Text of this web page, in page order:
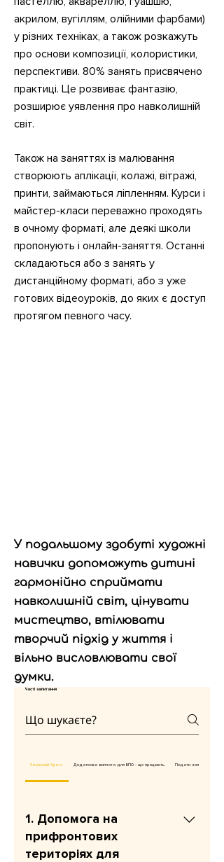
акрилом, вугіллям, олійними фарбами)
у різних техніках, а також розкажуть
про основи композиції, колористики,
перспективи. 80% занять присвячено
практиці. Це розвиває фантазію,
розширює уявлення про навколишній
світ.
Також на заняттях із малювання
створюють аплікації, колажі, вітражі,
принти, займаються ліпленням. Курси і
майстер-класи переважно проходять
в очному форматі, але деякі школи
пропонують і онлайн-заняття. Останні
складаються або з занять у
дистанційному форматі, або з уже
готових відеоуроків, до яких є доступ
протягом певного часу.
У подальшому здобуті художні
навички допоможуть дитині
гармонійно сприймати
навколишній світ, цінувати
мистецтво, втілювати
творчий підхід у життя і
вільно висловлювати свої
думки.
Часті запитання
Червоний Хрест Додаткова виплата для ВПО - що працюють Подати заяву на
1. Допомога на
прифронтових
територіях для